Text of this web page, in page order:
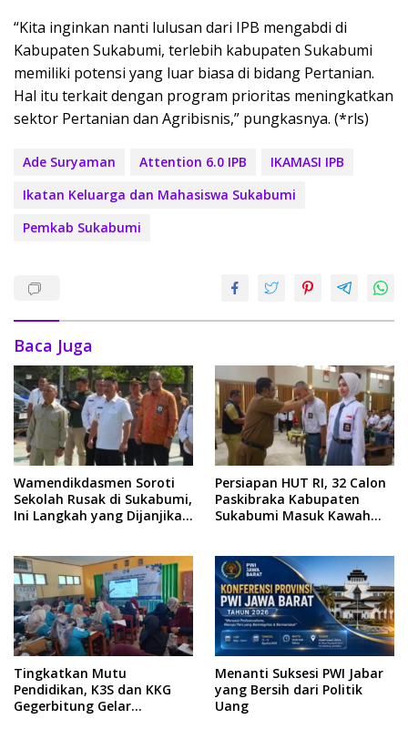
“Kita inginkan nanti lulusan dari IPB mengabdi di
Kabupaten Sukabumi, terlebih kabupaten Sukabumi
memiliki potensi yang luar biasa di bidang Pertanian.
Hal itu terkait dengan program prioritas meningkatkan
sektor Pertanian dan Agribisnis,” pungkasnya. (*rls)
Ade Suryaman Attention 6.0 IPB
IKAMASI IPB
Ikatan Keluarga dan Mahasiswa Sukabumi
Pemkab Sukabumi
Baca Juga
Wamendikdasmen Soroti
Sekolah Rusak di Sukabumi,
Ini Langkah yang Dijanjikan
Persiapan HUT RI, 32 Calon
Paskibraka Kabupaten
Sukabumi Masuk Kawah
Tingkatkan Mutu
Pendidikan, K3S dan KKG
Gegerbitung Gelar
Menanti Suksesi PWI Jabar
yang Bersih dari Politik
Uang